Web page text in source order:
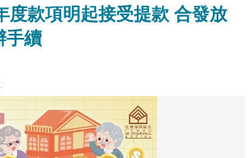
度款項明起接受提款 合發放
手續